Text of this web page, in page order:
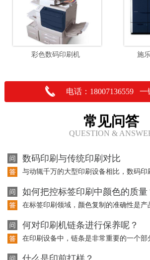
彩色数码印刷机 施
电话：18007136559 一
常见问答
QUESTION &
数码印刷与传统印刷对比
如何把控标签印刷中颜色的质量
何对印刷机链条进行保养呢？